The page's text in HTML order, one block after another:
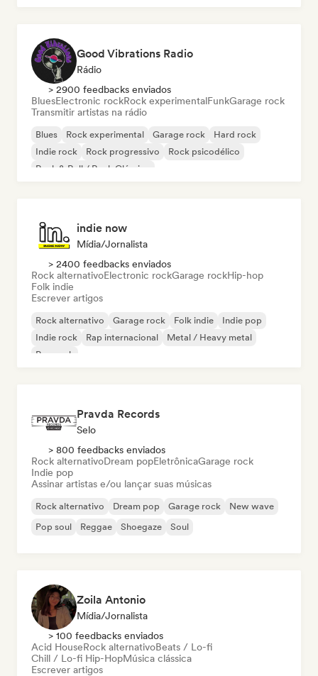
Good Vibrations Radio
Rádio
> 2900 feedbacks enviados
BluesElectronic rockRock experimentalFunkGarage rock
Transmitir artistas na rádio
Blues Rock experimental Garage rock
Hard rock
Indie rock
Rock progressivo
Rock psicodélico
Rock & Roll / Rock Clássico
indie now
Mídia/Jornalista
> 2400 feedbacks enviados
Rock alternativoElectronic rockGarage rockHip-hop
Folk indie
Escrever artigos
Rock alternativo Garage rock Folk indie
Indie pop
Indie rock
Rap internacional
Metal / Heavy metal
Pop rock
Pravda Records
Selo
> 800 feedbacks enviados
Rock alternativoDream popEletrônicaGarage rock
Indie pop
Assinar artistas e/ou lançar suas músicas
Rock alternativo Dream pop Garage rock
New wave
Pop soul
Reggae Shoegaze Soul
Zoila Antonio
Mídia/Jornalista
> 100 feedbacks enviados
Acid HouseRock alternativoBeats / Lo-fi
Chill / Lo-fi Hip-HopMúsica clássica
Escrever artigos